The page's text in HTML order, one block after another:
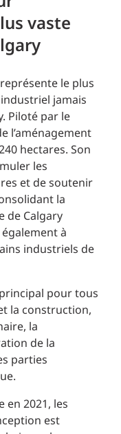
vaste
le plus
jamais
Piloté par le
l’aménagement
hectares. Son
les
et de soutenir
la
de Calgary
à
industriels de
pour tous
la construction,
la
de la
parties
en 2021, les
est